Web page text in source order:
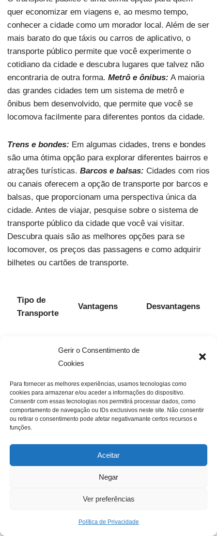
Gerir o Consentimento de
Cookies
Para fornecer as melhores experiências, usamos tecnologias como
cookies para armazenar e/ou aceder a informações do dispositivo.
Consentir com essas tecnologias nos permitirá processar dados, como
comportamento de navegação ou IDs exclusivos neste site. Não consentir
ou retirar o consentimento pode afetar negativamante certos recursos e
funções.
Aceitar
Negar
Ver preferências
Política de Privacidade
quer economizar em viagens e, ao mesmo tempo,
conhecer a cidade como um morador local. Além de ser
mais barato do que táxis ou carros de aplicativo, o
transporte público permite que você experimente o
cotidiano da cidade e descubra lugares que talvez não
encontraria de outra forma. Metrô e ônibus: A maioria
das grandes cidades tem um sistema de metrô e
ônibus bem desenvolvido, que permite que você se
locomova facilmente para diferentes pontos da cidade.
Trens e bondes: Em algumas cidades, trens e bondes
são uma ótima opção para explorar diferentes bairros e
atrações turísticas. Barcos e balsas: Cidades com rios
ou canais oferecem a opção de transporte por barcos e
balsas, que proporcionam uma perspectiva única da
cidade. Antes de viajar, pesquise sobre o sistema de
transporte público da cidade que você vai visitar.
Descubra quais são as melhores opções para se
locomover, os preços das passagens e como adquirir
bilhetes ou cartões de transporte.
Tipo de
Transporte
Vantagens Desvantagens
eficiente, evita
trânsito
Ônibus
Mais barato
que o metrô,
Pode ser mais
lento devido ao
Confortável,
diferentes
regiões